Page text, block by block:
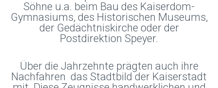
Söhne u.a. beim Bau des Kaiserdom-
Gymnasiums, des Historischen Museums,
der Gedächtniskirche oder der
Postdirektion Speyer.
Über die Jahrzehnte prägten auch ihre
Nachfahren das Stadtbild der Kaiserstadt